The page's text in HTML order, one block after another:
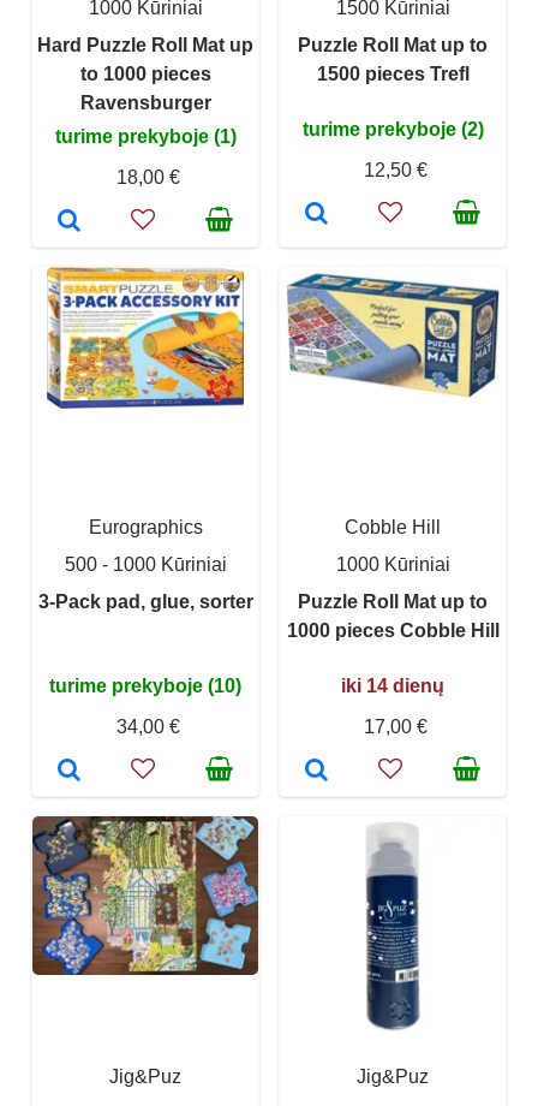
1000 Kūriniai
Hard Puzzle Roll Mat up
to 1000 pieces
Ravensburger
turime prekyboje (1)
18,00 €
1500 Kūriniai
Puzzle Roll Mat up to
1500 pieces Trefl
turime prekyboje (2)
12,50 €
Eurographics
500 - 1000 Kūriniai
3-Pack pad, glue, sorter
turime prekyboje (10)
34,00 €
Cobble Hill
1000 Kūriniai
Puzzle Roll Mat up to
1000 pieces Cobble Hill
iki 14 dienų
17,00 €
Jig&Puz Jig&Puz